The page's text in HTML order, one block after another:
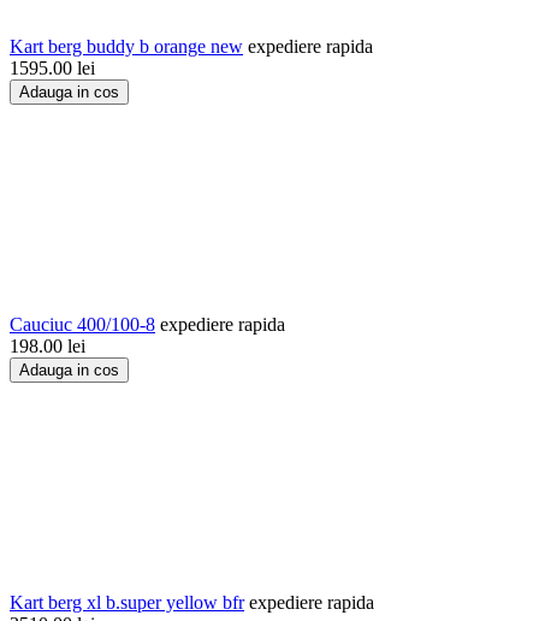
Kart berg buddy b orange new expediere rapida
1595.00 lei
Adauga in cos
Cauciuc 400/100-8 expediere rapida
198.00 lei
Adauga in cos
Kart berg xl b.super yellow bfr expediere rapida